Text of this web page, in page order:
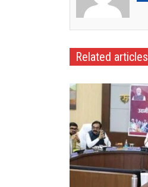
Related articles